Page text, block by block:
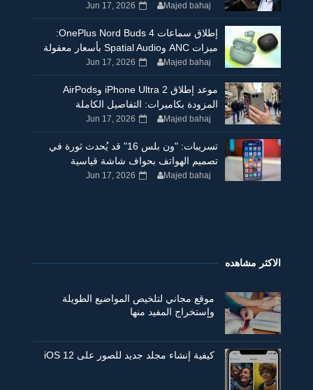
Majed bahaj
Jun 17, 2026
إطلاق سماعات OnePlus Nord Buds 4:
ميزات ANC وSpatial Audio بأسعار معقولة
Majed bahaj
Jun 17, 2026
موعد إطلاق iPhone Ultra 2 وAirPods
المزودة بكاميرات: التفاصيل الكاملة
Majed bahaj
Jun 17, 2026
تسريبات: "ون بلس 16" قد يُحدث ثورة في
تصميم الهواتف بحواف شاشة قياسية
Majed bahaj
Jun 17, 2026
الاكثر مشاهده
موقع مجاني لتلخيص المواضيع الطويلة
وإستخراج المفيد منها
كيفية إنشاء مجلد جديد للصور على iOS 12